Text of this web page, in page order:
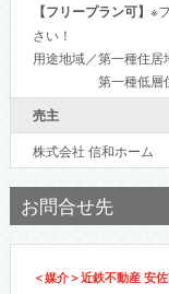
【フリープラン可】 ※
さい！
用途地域／第一種住
第一種低層住居
売主
株式会社 信和ホーム
お問合せ先
＜媒介＞近鉄不動産 安